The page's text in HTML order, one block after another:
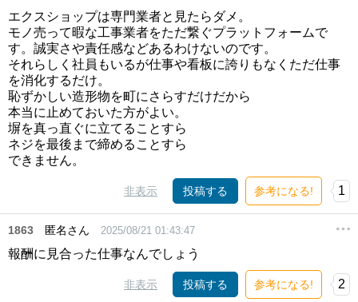
エクスショップは専門業者と見たらダメ。
モノ売って暇な工事業者をただ繋ぐプラットフォームで
す。誠実さや責任感などあるわけないのです。
それらしく社員もいるが仕事や看板に誇りもなくただ仕事
を消化するだけ。
恥ずかしい造形物を町にさらすだけだから
本当に止めておいた方がよい。
塀を真っ直ぐに立てることすら
ネジを最後まで締めることすら
できません。
非表示 投稿する 参考になる! 1
1863 匿名さん 2025/08/21 01:43:47
報酬に見合った仕事なんでしょう
非表示 投稿する 参考になる! 2